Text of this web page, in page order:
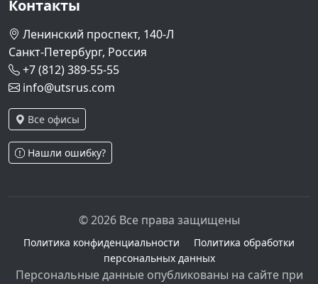
Контакты
Ленинский проспект, 140-Л
Санкт-Петербург, Россия
+7 (812) 389-55-55
info@utsrus.com
Все офисы
Нашли ошибку?
© 2026 Все права защищены
Политика конфиденциальности
Политика обработки
персональных данных
Персональные данные опубликованы на сайте при